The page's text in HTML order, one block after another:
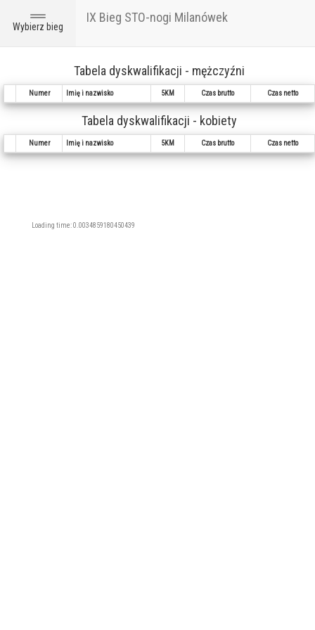
Toggle
navigation
Wybierz bieg
IX Bieg STO-nogi Milanówek
Tabela dyskwalifikacji - mężczyźni
Numer Imię i nazwisko 5KM Czas brutto Czas netto
Tabela dyskwalifikacji - kobiety
Numer Imię i nazwisko 5KM Czas brutto Czas netto
Loading time: 0.0034859180450439